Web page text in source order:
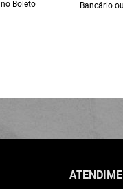
no Boleto
Bancário